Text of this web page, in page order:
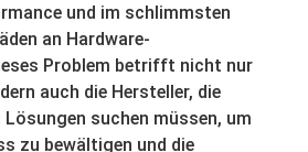
und im schlimmsten
an Hardware-
Problem betrifft nicht nur
auch die Hersteller, die
suchen müssen, um
zu bewältigen und die